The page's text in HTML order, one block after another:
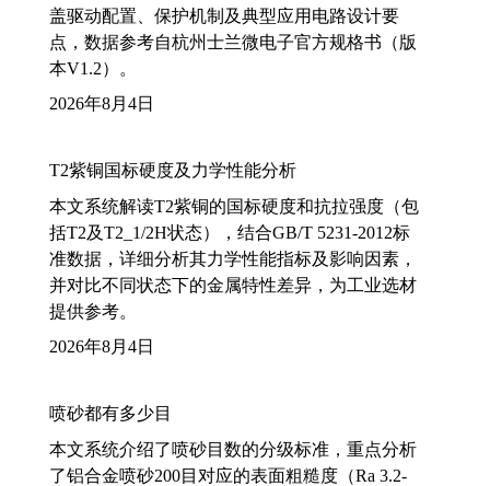
盖驱动配置、保护机制及典型应用电路设计要
点，数据参考自杭州士兰微电子官方规格书（版
本V1.2）。
2026年8月4日
T2紫铜国标硬度及力学性能分析
本文系统解读T2紫铜的国标硬度和抗拉强度（包
括T2及T2_1/2H状态），结合GB/T 5231-2012标
准数据，详细分析其力学性能指标及影响因素，
并对比不同状态下的金属特性差异，为工业选材
提供参考。
2026年8月4日
喷砂都有多少目
本文系统介绍了喷砂目数的分级标准，重点分析
了铝合金喷砂200目对应的表面粗糙度（Ra 3.2-